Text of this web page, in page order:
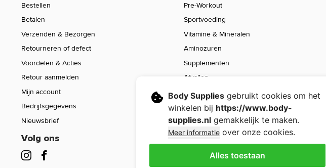
Bestellen
Betalen
Verzenden & Bezorgen
Retourneren of defect
Voordelen & Acties
Retour aanmelden
Mijn account
Bedrijfsgegevens
Nieuwsbrief
Volg ons
Pre-Workout
Sportvoeding
Vitamine & Mineralen
Aminozuren
Supplementen
Afvallen
Voeding
Sport Gear
Sale
Body Suppliesgebruikt cookies om het
winkelen bij https://www.body-
supplies.nlgemakkelijk te maken.
Meer informatieover onze cookies.
Alles toestaan